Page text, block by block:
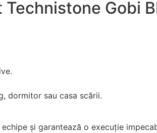
Gobi
dormitor sau casa scării.
și garantează o execuție